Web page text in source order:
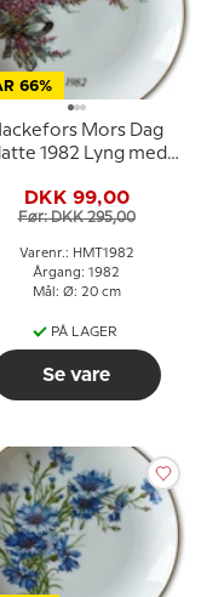
66%
Mors Dag
1982 Lyng med
DKK 99,00
Før: DKK 295,00
Varenr.: HMT1982
Årgang: 1982
Mål: Ø: 20 cm
PÅ LAGER
Se vare